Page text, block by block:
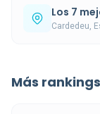
Los 7
Cardedeu,
Más